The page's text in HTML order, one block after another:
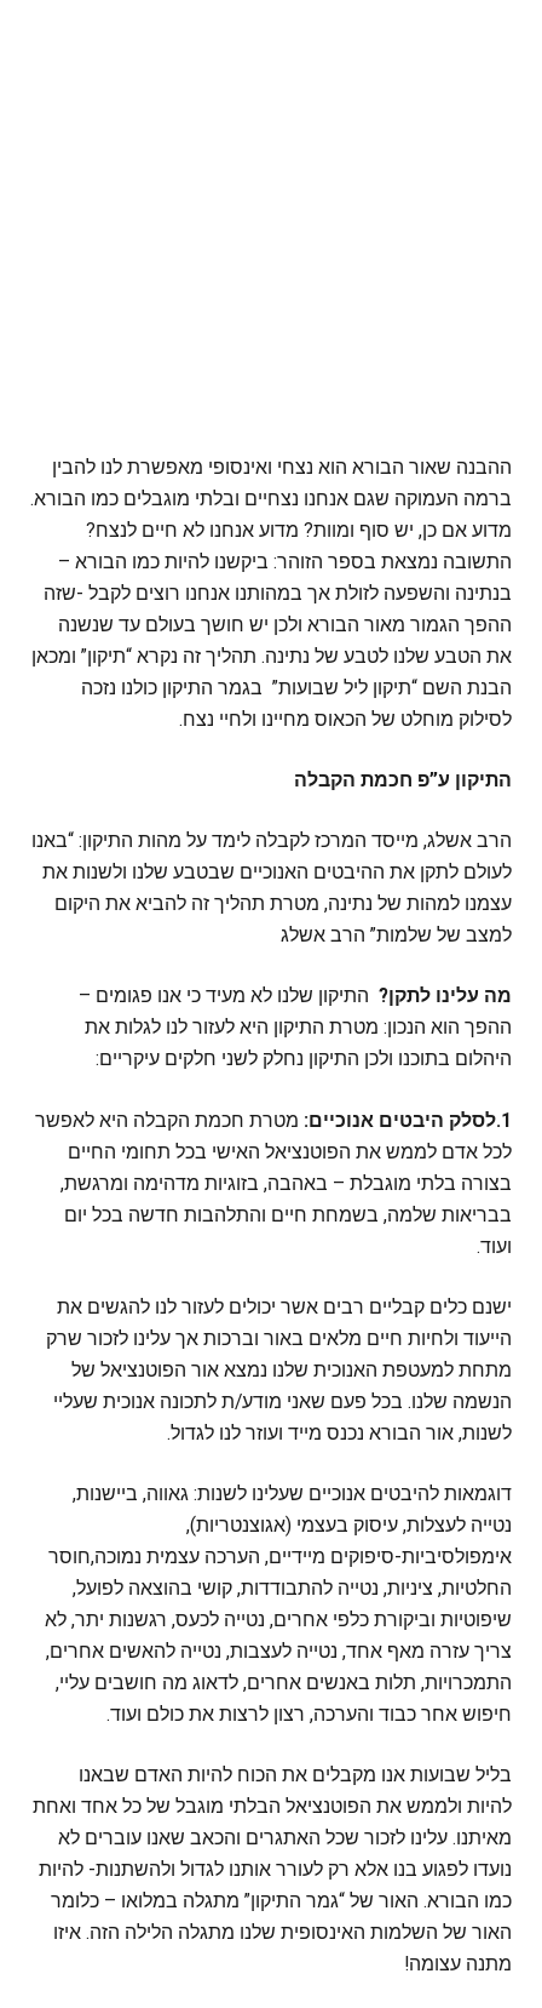
ההבנה שאור הבורא הוא נצחי ואינסופי מאפשרת לנו להבין
ברמה העמוקה שגם אנחנו נצחיים ובלתי מוגבלים כמו הבורא.
מדוע אם כן, יש סוף ומוות? מדוע אנחנו לא חיים לנצח?
התשובה נמצאת בספר הזוהר: ביקשנו להיות כמו הבורא –
בנתינה והשפעה לזולת אך במהותנו אנחנו רוצים לקבל -שזה
ההפך הגמור מאור הבורא ולכן יש חושך בעולם עד שנשנה
את הטבע שלנו לטבע של נתינה. תהליך זה נקרא “תיקון” ומכאן
הבנת השם “תיקון ליל שבועות” בגמר התיקון כולנו נזכה
לסילוק מוחלט של הכאוס מחיינו ולחיי נצח.
התיקון ע”פ חכמת הקבלה
הרב אשלג, מייסד המרכז לקבלה לימד על מהות התיקון: “באנו
לעולם לתקן את ההיבטים האנוכיים שבטבע שלנו ולשנות את
עצמנו למהות של נתינה, מטרת תהליך זה להביא את היקום
למצב של שלמות” הרב אשלג
מה עלינו לתקן? התיקון שלנו לא מעיד כי אנו פגומים –
ההפך הוא הנכון: מטרת התיקון היא לעזור לנו לגלות את
היהלום בתוכנו ולכן התיקון נחלק לשני חלקים עיקריים:
1.לסלק היבטים אנוכיים:
מטרת חכמת הקבלה היא לאפשר
לכל אדם לממש את הפוטנציאל האישי בכל תחומי החיים
בצורה בלתי מוגבלת – באהבה, בזוגיות מדהימה ומרגשת,
בבריאות שלמה, בשמחת חיים והתלהבות חדשה בכל יום
ועוד.
ישנם כלים קבליים רבים אשר יכולים לעזור לנו להגשים את
הייעוד ולחיות חיים מלאים באור וברכות אך עלינו לזכור שרק
מתחת למעטפת האנוכית שלנו נמצא אור הפוטנציאל של
הנשמה שלנו. בכל פעם שאני מודע/ת לתכונה אנוכית שעליי
לשנות, אור הבורא נכנס מייד ועוזר לנו לגדול.
דוגמאות להיבטים אנוכיים שעלינו לשנות: גאווה, ביישנות,
נטייה לעצלות, עיסוק בעצמי (אגוצנטריות),
אימפולסיביות-סיפוקים מיידיים, הערכה עצמית נמוכה,חוסר
החלטיות, ציניות, נטייה להתבודדות, קושי בהוצאה לפועל,
שיפוטיות וביקורת כלפי אחרים, נטייה לכעס, רגשנות יתר, לא
צריך עזרה מאף אחד, נטייה לעצבות, נטייה להאשים אחרים,
התמכרויות, תלות באנשים אחרים, לדאוג מה חושבים עליי,
חיפוש אחר כבוד והערכה, רצון לרצות את כולם ועוד.
בליל שבועות אנו מקבלים את הכוח להיות האדם שבאנו
להיות ולממש את הפוטנציאל הבלתי מוגבל של כל אחד ואחת
מאיתנו. עלינו לזכור שכל האתגרים והכאב שאנו עוברים לא
נועדו לפגוע בנו אלא רק לעורר אותנו לגדול ולהשתנות- להיות
כמו הבורא. האור של “גמר התיקון” מתגלה במלואו – כלומר
האור של השלמות האינסופית שלנו מתגלה הלילה הזה. איזו
מתנה עצומה!